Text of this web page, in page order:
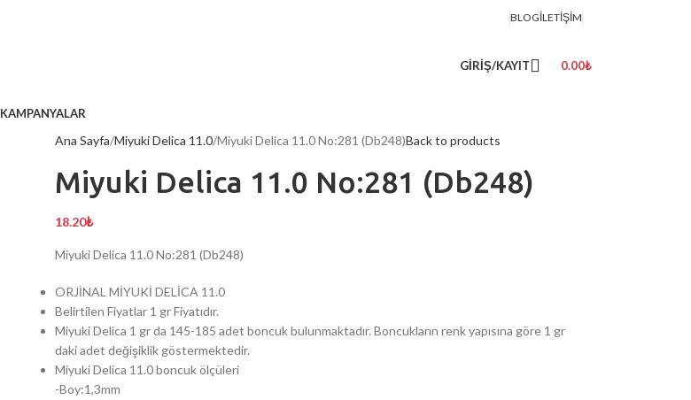
BLOGİLETIŞIM
GIRIŞ/KAYIT 0.00₺
KAMPANYALAR
Ana Sayfa Miyuki Delica 11.0 Miyuki Delica 11.0 No:281 (Db248)Back to products
Miyuki Delica 11.0 No:281 (Db248)
18.20₺
Miyuki Delica 11.0 No:281 (Db248)
ORJİNAL MİYUKİ DELİCA 11.0
Belirtilen Fiyatlar 1 gr Fiyatıdır.
Miyuki Delica 1 gr da 145-185 adet boncuk bulunmaktadır. Boncukların renk yapısına göre 1 gr
daki adet değişiklik göstermektedir.
Miyuki Delica 11.0 boncuk ölçüleri
-Boy:1,3mm